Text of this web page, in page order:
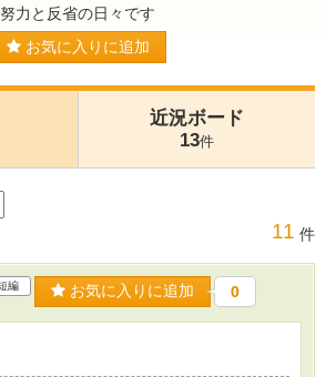
努力と反省の日々です
お気に入りに追加
近況ボード
13件
11 件
編 お気に入りに追加 0